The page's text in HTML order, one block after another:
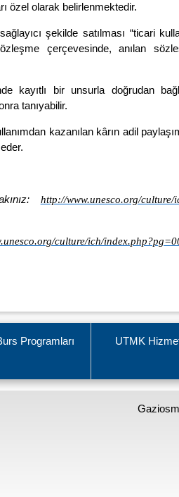
özel olarak belirlenmektedir.
şekilde satılması “ticari
çerçevesinde, anılan
kayıtlı bir unsurla doğrudan
tanıyabilir.
kazanılan kârın adil
http://www.unesco.org/culture/
culture/ich/
Programları UTMK